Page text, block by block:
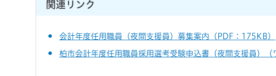
関連リンク
会計年度任用職員（夜間支援員）募集案内（PDF：175KB）
柏市会計年度任用職員採用選考受験申込書（夜間支援員）（